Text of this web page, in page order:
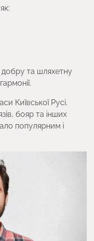
добру та шляхетну
Київської Русі.
бояр та інших
популярним і